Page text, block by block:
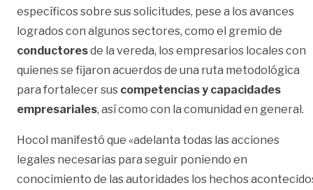
específicos sobre sus solicitudes, pese a los avances
logrados con algunos sectores, como el gremio de
conductoresde la vereda, los empresarios locales con
quienes se fijaron acuerdos de una ruta metodológica
para fortalecer sus competencias y capacidades
empresariales, así como con la comunidad en general.
Hocol manifestó que «adelanta todas las acciones
legales necesarias para seguir poniendo en
conocimiento de las autoridades los hechos